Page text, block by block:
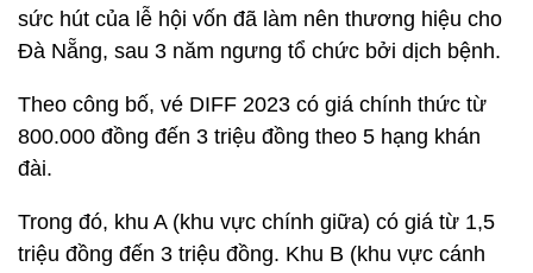
sức hút của lễ hội vốn đã làm nên thương hiệu cho
Đà Nẵng, sau 3 năm ngưng tổ chức bởi dịch bệnh.
Theo công bố, vé DIFF 2023 có giá chính thức từ
800.000 đồng đến 3 triệu đồng theo 5 hạng khán
đài.
Trong đó, khu A (khu vực chính giữa) có giá từ 1,5
triệu đồng đến 3 triệu đồng. Khu B (khu vực cánh